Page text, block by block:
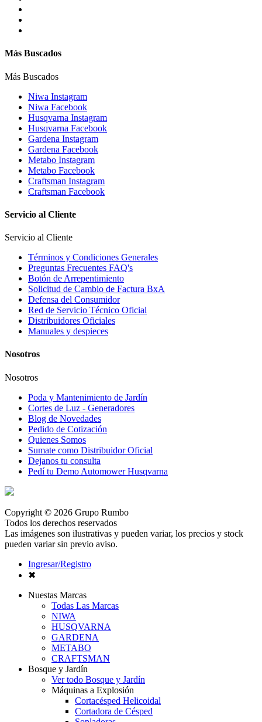
Más Buscados
Más Buscados
Niwa Instagram
Niwa Facebook
Husqvarna Instagram
Husqvarna Facebook
Gardena Instagram
Gardena Facebook
Metabo Instagram
Metabo Facebook
Craftsman Instagram
Craftsman Facebook
Servicio al Cliente
Servicio al Cliente
Términos y Condiciones Generales
Preguntas Frecuentes FAQ's
Botón de Arrepentimiento
Solicitud de Cambio de Factura BxA
Defensa del Consumidor
Red de Servicio Técnico Oficial
Distribuidores Oficiales
Manuales y despieces
Nosotros
Nosotros
Poda y Mantenimiento de Jardín
Cortes de Luz - Generadores
Blog de Novedades
Pedido de Cotización
Quienes Somos
Sumate como Distribuidor Oficial
Dejanos tu consulta
Pedí tu Demo Automower Husqvarna
Copyright © 2026 Grupo Rumbo
Todos los derechos reservados
Las imágenes son ilustrativas y pueden variar, los precios y stock
pueden variar sin previo aviso.
Ingresar/Registro
✖
Nuestas Marcas
Todas Las Marcas
NIWA
HUSQVARNA
GARDENA
METABO
CRAFTSMAN
Bosque y Jardín
Ver todo Bosque y Jardín
Máquinas a Explosión
Cortacésped Helicoidal
Cortadora de Césped